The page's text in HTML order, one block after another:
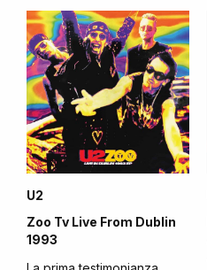
U2
Zoo Tv Live From Dublin
1993